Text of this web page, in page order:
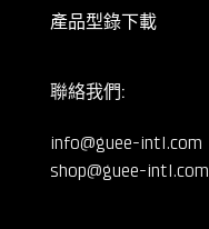
產品型錄下載
聯絡我們:
info@guee-intl.com
shop@guee-intl.com